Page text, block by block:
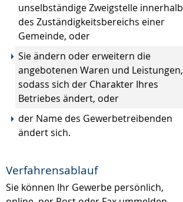
unselbständige Zweigstelle innerhalb
des Zuständigkeitsbereichs einer
Gemeinde, oder
Sie ändern oder erweitern die
angebotenen Waren und Leistungen,
sodass sich der Charakter Ihres
Betriebes ändert, oder
der Name des Gewerbetreibenden
ändert sich.
Verfahrensablauf
Sie können Ihr Gewerbe persönlich,